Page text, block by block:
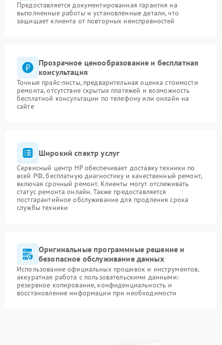
Предоставляется документированная гарантия на
выполненные работы и установленные детали, что
защищает клиента от повторных неисправностей
Прозрачное ценообразование и бесплатная
консультация
Точные прайс-листы, предварительная оценка стоимости
ремонта, отсутствие скрытых платежей и возможность
бесплатной консультации по телефону или онлайн на
сайте
Широкий спектр услуг
Сервисный центр HP обеспечивает доставку техники по
всей РФ, бесплатную диагностику и качественный ремонт,
включая срочный ремонт. Клиенты могут отслеживать
статус ремонта онлайн. Также предоставляется
постгарантийное обслуживание для продления срока
службы техники
Оригинальные программные решение и
безопасное обслуживание данных
Использование официальных прошивок и инструментов,
аккуратная работа с пользовательскими данными:
резервное копирование, конфиденциальность и
восстановление информации при необходимости